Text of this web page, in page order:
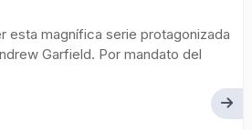
esta magnífica serie protagonizada
Garfield. Por mandato del